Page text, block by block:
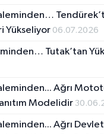
Yükseliyor 06.07.2026
Tutak’tan
Ağrı
Modelidir
Ağrı Devlet